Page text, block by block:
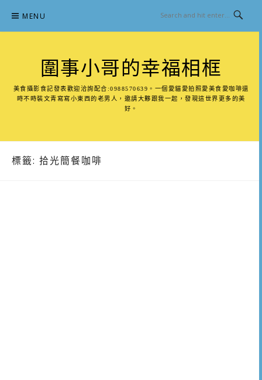
content
MENU
圍事小哥的幸福相框
美食攝影食記發表歡迎洽詢配合:0988570639。一個愛貓愛拍照愛美食愛咖啡還
時不時裝文青寫寫小東西的老男人，邀請大夥跟我一起，發現這世界更多的美
好。
標籤: 拾光簡餐咖啡